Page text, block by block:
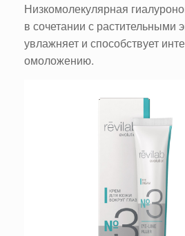
Низкомолекулярная
в сочетании с растительными
увлажняет и способствует
омоложению.